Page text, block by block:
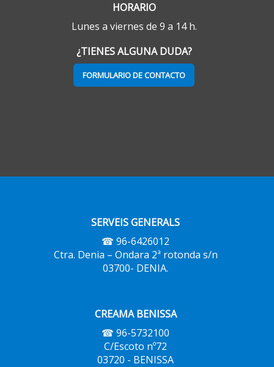
HORARIO
Lunes a viernes de 9 a 14 h.
¿TIENES ALGUNA DUDA?
FORMULARIO DE CONTACTO
SERVEIS GENERALS
☎ 96-6426012
Ctra. Denia – Ondara 2ª rotonda s/n
03700- DENIA.
CREAMA BENISSA
☎ 96-5732100
C/Escoto nº72
03720 - BENISSA